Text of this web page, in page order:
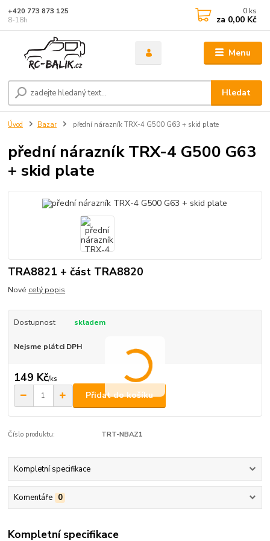
Menu
Hledat
+420 773 873 125
8-18h
0 ks
za 0,00 Kč
Úvod Bazar přední nárazník TRX-4 G500 G63 + skid plate
přední nárazník TRX-4 G500 G63
+ skid plate
TRA8821 + část TRA8820
Nové celý popis
Dostupnost skladem
Nejsme plátci DPH
149 Kč/ks
Přidat do košíku
Číslo produktu: TRT-NBAZ1
Kompletní specifikace
Komentáře 0
Kompletní specifikace